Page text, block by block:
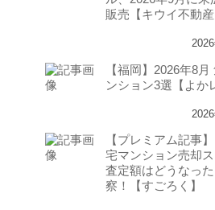
販売【キウイ不動産
【福岡】2026年8
ンション3選【よか
【プレミアム記事
宅マンション売却
査定額はどうなっ
察！【すごろく】